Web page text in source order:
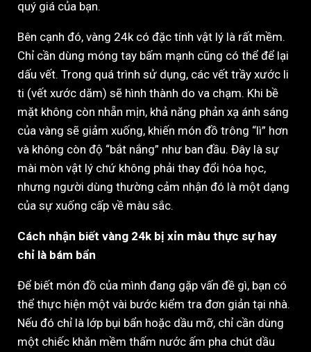
quý giá của bạn.
Bên cạnh đó, vàng 24k có đặc tính vật lý là rất mềm.
Chỉ cần dùng móng tay bấm mạnh cũng có thể để lại
dấu vết. Trong quá trình sử dụng, các vết trầy xước li
ti (vết xước dăm) sẽ hình thành do va chạm. Khi bề
mặt không còn nhẵn mịn, khả năng phản xạ ánh sáng
của vàng sẽ giảm xuống, khiến món đồ trông “lì” hơn
và không còn độ “bắt nắng” như ban đầu. Đây là sự
mài mòn vật lý chứ không phải thay đổi hóa học,
nhưng người dùng thường cảm nhận đó là một dạng
của sự xuống cấp về màu sắc.
Cách nhận biết vàng 24k bị xỉn màu thực sự hay
chỉ là bám bẩn
Để biết món đồ của mình đang gặp vấn đề gì, bạn có
thể thực hiện một vài bước kiểm tra đơn giản tại nhà.
Nếu đó chỉ là lớp bụi bẩn hoặc dầu mỡ, chỉ cần dùng
một chiếc khăn mềm thấm nước ấm pha chút dầu